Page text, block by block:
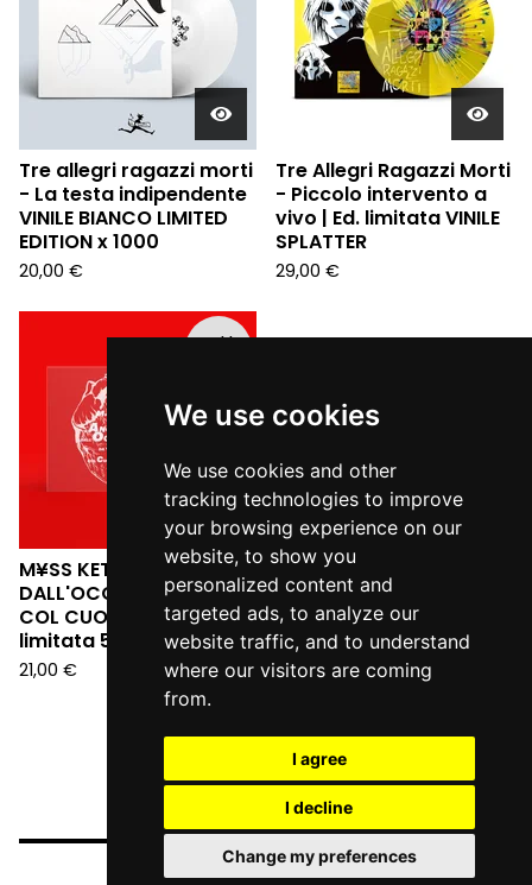
We use cookies
We use cookies and other
tracking technologies to improve
your browsing experience on our
website, to show you
personalized content and
targeted ads, to analyze our
website traffic, and to understand
where our visitors are coming
from.
I agree
I decline
Change my preferences
Tre allegri ragazzi morti
- La testa indipendente
VINILE BIANCO LIMITED
EDITION x 1000
20,00 €
Tre Allegri Ragazzi Morti
- Piccolo intervento a
vivo | Ed. limitata VINILE
SPLATTER
29,00 €
Sold
M¥SS KETA - L'ANGELO
DALL'OCCHIALE DA SERA:
COL CUORE IN GOLA (Ed.
limitata 555 copie LP)
21,00 €